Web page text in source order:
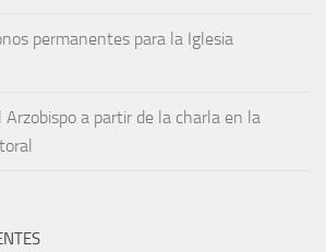
permanentes para la Iglesia
Arzobispo a partir de la charla en la